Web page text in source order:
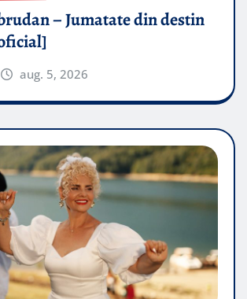
– Jumatate din destin
aug. 5, 2026